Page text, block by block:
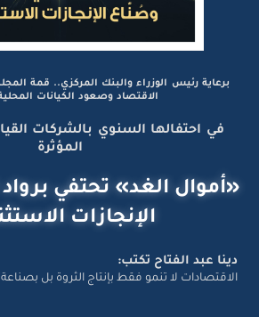
برعاية رئيس الوزراء والبنك المركزي.. قمة
الاقتصاد وصعود الكيانات
في احتفالها السنوي بالشركات
المؤثرة
«أموال الغد» تحتفي
الإنجازات
دينا عبد الفتاح تكتب:
الاقتصادات لا تنمو فقط بإنتاج الثروة بل بصناعة